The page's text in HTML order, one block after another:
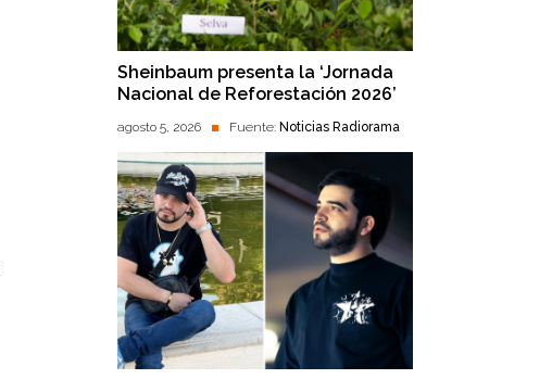
Sheinbaum presenta la ‘Jornada
Nacional de Reforestación 2026’
agosto 5, 2026 Fuente: Noticias Radiorama